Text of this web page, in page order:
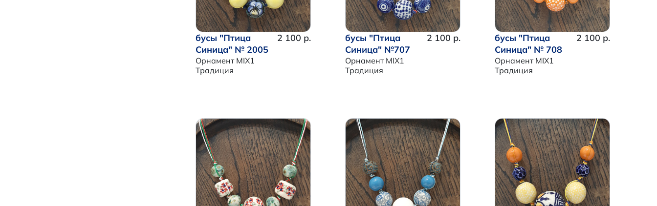
бусы "Птица
Синица" № 2005
Орнамент MIX1
Традиция
2 100 р.
бусы "Птица
Синица" №707
Орнамент MIX1
Традиция
2 100 р.
бусы "Птица
Синица" № 708
Орнамент MIX1
Традиция
2 100 р.